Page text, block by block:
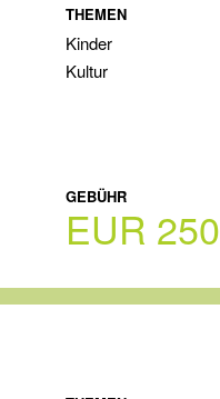
THEMEN
Kinder
Kultur
GEBÜHR
EUR 250